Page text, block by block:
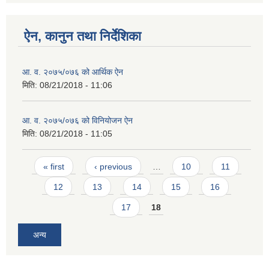
ऐन, कानुन तथा निर्देशिका
आ. व. २०७५/०७६ को आर्थिक ऐन
मिति: 08/21/2018 - 11:06
आ. व. २०७५/०७६ को विनियोजन ऐन
मिति: 08/21/2018 - 11:05
Pages
« first ‹ previous 10 11
12 13 14 15 16
17 18
अन्य